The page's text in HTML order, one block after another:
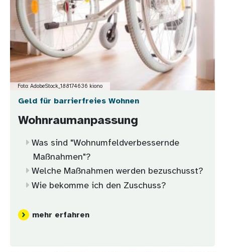
Foto: AdobeStock_188174636 kiono
Geld für barrierfreies Wohnen
Wohnraumanpassung
Was sind "Wohnumfeldverbessernde
Maßnahmen"?
Welche Maßnahmen werden bezuschusst?
Wie bekomme ich den Zuschuss?
mehr erfahren